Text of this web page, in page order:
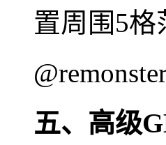
置周围5格
五、高级